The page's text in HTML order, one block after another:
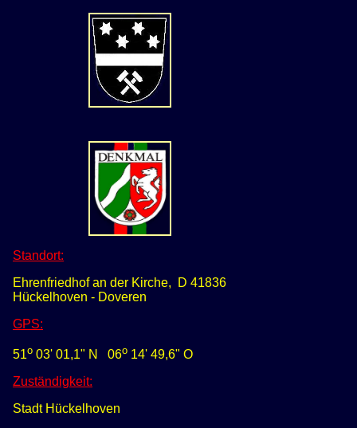
Standort:
Ehrenfriedhof an der Kirche, D 41836
Hückelhoven - Doveren
GPS:
51o 03' 01,1" N 06o 14' 49,6" O
Zuständigkeit:
Stadt Hückelhoven